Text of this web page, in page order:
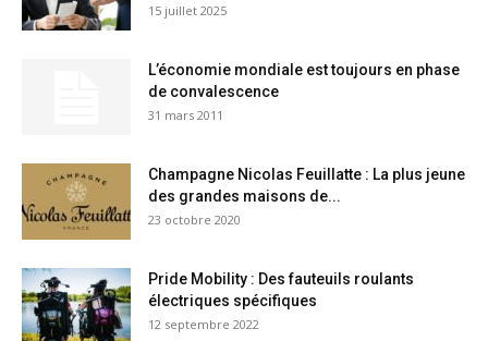
15 juillet 2025
L’économie mondiale est toujours en phase
de convalescence
31 mars 2011
Champagne Nicolas Feuillatte : La plus jeune
des grandes maisons de...
23 octobre 2020
Pride Mobility : Des fauteuils roulants
électriques spécifiques
12 septembre 2022